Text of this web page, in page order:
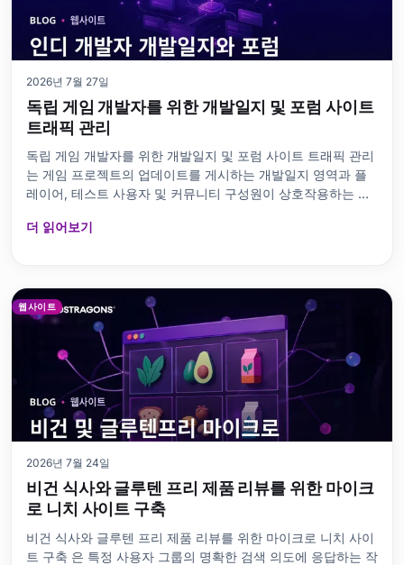
2026년 7월 27일
독립 게임 개발자를 위한 개발일지 및 포럼 사이트
트래픽 관리
독립 게임 개발자를 위한 개발일지 및 포럼 사이트 트래픽 관리
는 게임 프로젝트의 업데이트를 게시하는 개발일지 영역과 플
레이어, 테스트 사용자 및 커뮤니티 구성원이 상호작용하는 포
더 읽어보기
웹사이트
2026년 7월 24일
비건 식사와 글루텐 프리 제품 리뷰를 위한 마이크
로 니치 사이트 구축
비건 식사와 글루텐 프리 제품 리뷰를 위한 마이크로 니치 사이
트 구축 은 특정 사용자 그룹의 명확한 검색 의도에 응답하는 작